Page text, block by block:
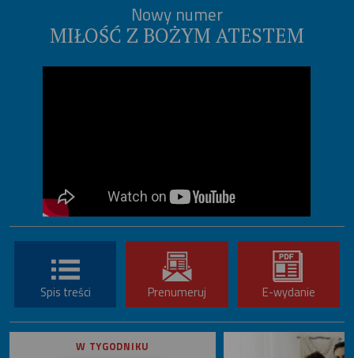
Nowy numer
MIŁOŚĆ Z BOŻYM ATESTEM
Spis treści Prenumeruj E-wydanie
W TYGODNIKU